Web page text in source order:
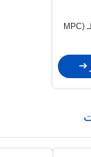
بطاقات الدوائر المطبوعة لـ (MPC